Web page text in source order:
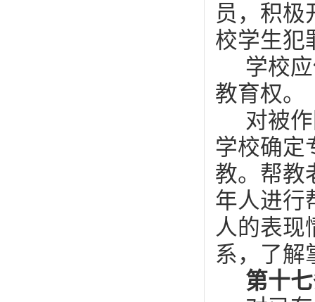
员，积极
校学生犯
学校
教育权。
对被
学校确定
教。帮教
年人进行
人的表现
系，了解
第十